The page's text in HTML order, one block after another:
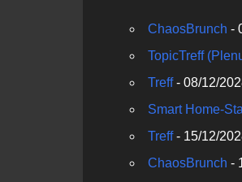
ChaosBrunch -
TopicTreff
Treff- 08/12/
Smart Home-
Treff- 15/12/
ChaosBrunch -